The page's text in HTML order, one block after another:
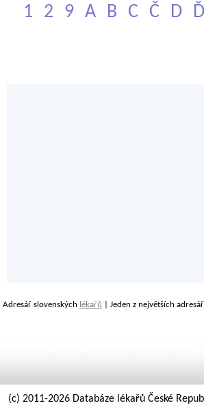
1 2 9 A B C Č D Ď
Adresář slovenských lékařů | Jeden z největších
(c) 2011-2026 Databáze lékařů České